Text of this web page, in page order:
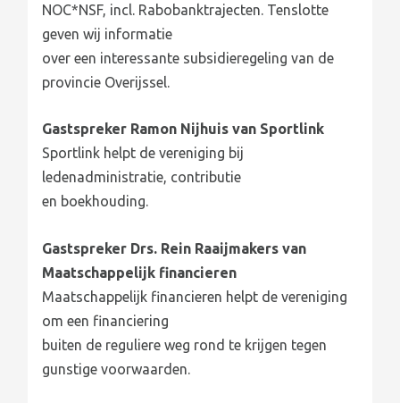
NOC*NSF, incl. Rabobanktrajecten. Tenslotte
geven wij informatie
over een interessante subsidieregeling van de
provincie Overijssel.
Gastspreker Ramon Nijhuis van Sportlink
Sportlink helpt de vereniging bij
ledenadministratie, contributie
en boekhouding.
Gastspreker Drs. Rein Raaijmakers van
Maatschappelijk financieren
Maatschappelijk financieren helpt de vereniging
om een financiering
buiten de reguliere weg rond te krijgen tegen
gunstige voorwaarden.